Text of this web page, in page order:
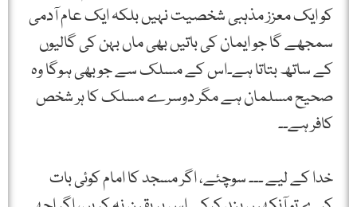
کو ایک معزز مذہبی شخصیت نہیں بلکہ ایک عام آدمی
سمجھے گا جو ایمان کی باتیں بھی ماں بہن کی گالیوں
کے ساتھ بتاتا ہے۔اس کے مسلک سے جو بھی ہوگا وہ
صحیح مسلمان ہے مگر دوسرے مسلک کا ہر شخص
کافر ہے۔۔
خدا کے لیے ۔۔۔ سوچئے، اگر مسجد کا امام کوئی بات